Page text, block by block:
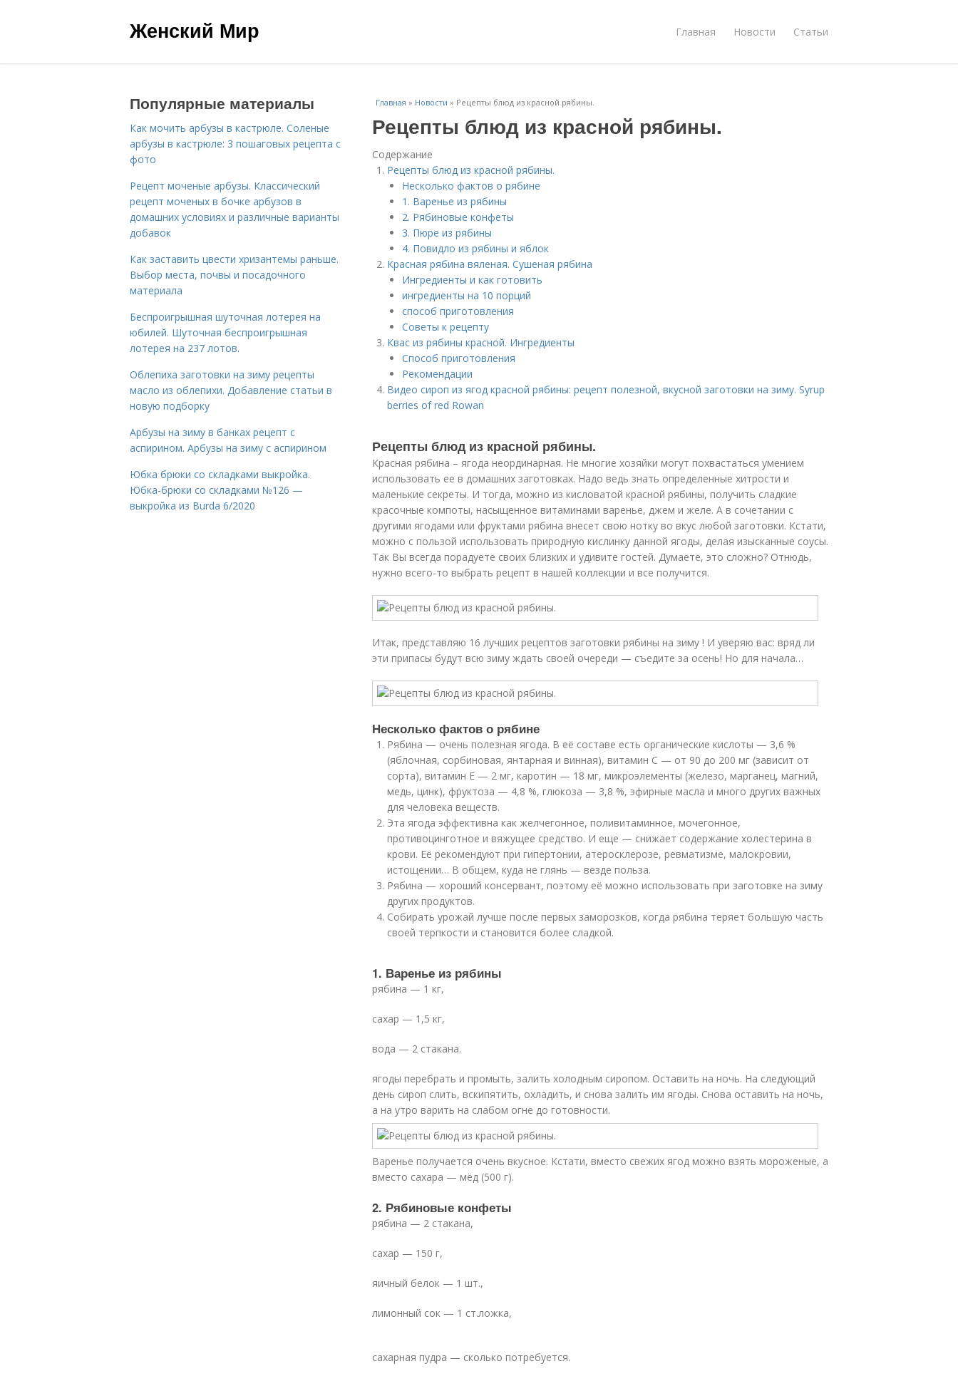
Женский Мир Главная Новости Статьи
Главная » Новости » Рецепты блюд из красной рябины.
Рецепты блюд из красной рябины.
Содержание
Рецепты блюд из красной рябины.
Несколько фактов о рябине
1. Варенье из рябины
2. Рябиновые конфеты
3. Пюре из рябины
4. Повидло из рябины и яблок
Красная рябина вяленая. Сушеная рябина
Ингредиенты и как готовить
ингредиенты на 10 порций
способ приготовления
Советы к рецепту
Квас из рябины красной. Ингредиенты
Способ приготовления
Рекомендации
Видео сироп из ягод красной рябины: рецепт полезной, вкусной заготовки на зиму. Syrup
berries of red Rowan
Рецепты блюд из красной рябины.
Красная рябина – ягода неординарная. Не многие хозяйки могут похвастаться умением
использовать ее в домашних заготовках. Надо ведь знать определенные хитрости и
маленькие секреты. И тогда, можно из кисловатой красной рябины, получить сладкие
красочные компоты, насыщенное витаминами варенье, джем и желе. А в сочетании с
другими ягодами или фруктами рябина внесет свою нотку во вкус любой заготовки. Кстати,
можно с пользой использовать природную кислинку данной ягоды, делая изысканные соусы.
Так Вы всегда порадуете своих близких и удивите гостей. Думаете, это сложно? Отнюдь,
нужно всего-то выбрать рецепт в нашей коллекции и все получится.
Итак, представляю 16 лучших рецептов заготовки рябины на зиму ! И уверяю вас: вряд ли
эти припасы будут всю зиму ждать своей очереди — съедите за осень! Но для начала…
Несколько фактов о рябине
Рябина — очень полезная ягода. В её составе есть органические кислоты — 3,6 %
(яблочная, сорбиновая, янтарная и винная), витамин С — от 90 до 200 мг (зависит от
сорта), витамин Е — 2 мг, каротин — 18 мг, микроэлементы (железо, марганец, магний,
медь, цинк), фруктоза — 4,8 %, глюкоза — 3,8 %, эфирные масла и много других важных
для человека веществ.
Эта ягода эффективна как желчегонное, поливитаминное, мочегонное,
противоцинготное и вяжущее средство. И еще — снижает содержание холестерина в
крови. Её рекомендуют при гипертонии, атеросклерозе, ревматизме, малокровии,
истощении… В общем, куда не глянь — везде польза.
Рябина — хороший консервант, поэтому её можно использовать при заготовке на зиму
других продуктов.
Собирать урожай лучше после первых заморозков, когда рябина теряет большую часть
своей терпкости и становится более сладкой.
1. Варенье из рябины
рябина — 1 кг,
сахар — 1,5 кг,
вода — 2 стакана.
ягоды перебрать и промыть, залить холодным сиропом. Оставить на ночь. На следующий
день сироп слить, вскипятить, охладить, и снова залить им ягоды. Снова оставить на ночь,
а на утро варить на слабом огне до готовности.
Варенье получается очень вкусное. Кстати, вместо свежих ягод можно взять мороженые, а
вместо сахара — мёд (500 г).
2. Рябиновые конфеты
рябина — 2 стакана,
сахар — 150 г,
яичный белок — 1 шт.,
лимонный сок — 1 ст.ложка,
сахарная пудра — сколько потребуется.
Популярные материалы
Как мочить арбузы в кастрюле. Соленые
арбузы в кастрюле: 3 пошаговых рецепта с
фото
Рецепт моченые арбузы. Классический
рецепт моченых в бочке арбузов в
домашних условиях и различные варианты
добавок
Как заставить цвести хризантемы раньше.
Выбор места, почвы и посадочного
материала
Беспроигрышная шуточная лотерея на
юбилей. Шуточная беспроигрышная
лотерея на 237 лотов.
Облепиха заготовки на зиму рецепты
масло из облепихи. Добавление статьи в
новую подборку
Арбузы на зиму в банках рецепт с
аспирином. Арбузы на зиму с аспирином
Юбка брюки со складками выкройка.
Юбка-брюки со складками №126 —
выкройка из Burda 6/2020